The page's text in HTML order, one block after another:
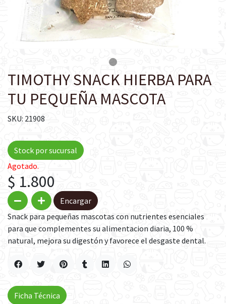
TIMOTHY SNACK HIERBA PARA
TU PEQUEÑA MASCOTA
SKU: 21908
Stock por sucursal
Agotado.
$ 1.800
Encargar
Snack para pequeñas mascotas con nutrientes esenciales
para que complementes su alimentacion diaria, 100 %
natural, mejora su digestón y favorece el desgaste dental.
Ficha Técnica